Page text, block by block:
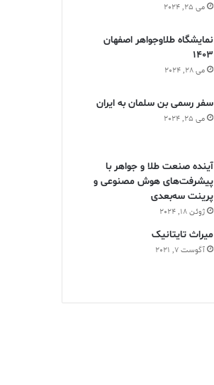
می 25, 2024
نمایشگاه طلاوجواهر اصفهان
1403
می 28, 2024
سفر رسمی بن سلمان به ایران
می 25, 2024
آینده صنعت طلا و جواهر با
پیشرفت‌های هوش مصنوعی و
پرینت سه‌بعدی
ژوئن 18, 2024
ميراث تايتانيک
آگوست 7, 2021